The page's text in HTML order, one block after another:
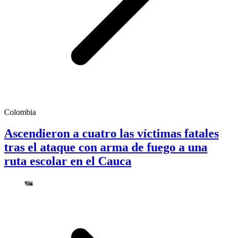
Colombia
Ascendieron a cuatro las víctimas fatales
tras el ataque con arma de fuego a una
ruta escolar en el Cauca